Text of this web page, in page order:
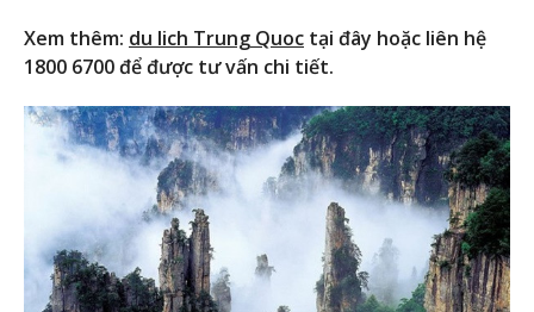
Xem thêm: du lich Trung Quoc tại đây hoặc liên hệ
1800 6700 để được tư vấn chi tiết.